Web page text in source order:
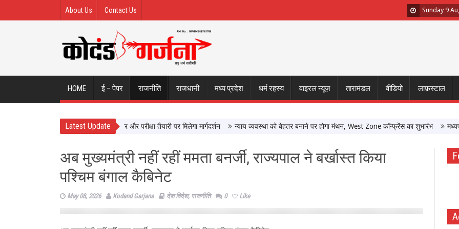
About Us Contact Us Sunday 9
HOME ई – पेपर राजनीति राजधानी मध्य प्रदेश धर्म रहस्य वाइरल न्यूज़ तारामंडल वीडियो लाफ़स्टाल
Latest Update
से सीधे सीखेंगे यूपी के छात्र, करियर और परीक्षा तैयारी पर मिलेगा मार्गदर्शन न्याय व्यवस्था को बेहतर बनाने पर होगा मंथन, West Zone कॉन्फ्रेंस का शुभारंभ मध्यप्रदेश
अब मुख्यमंत्री नहीं रहीं ममता बनर्जी, राज्यपाल ने बर्खास्त किया
पश्चिम बंगाल कैबिनेट
May 08, 2026 Kodand Garjana देश विदेश, राजनीति 0 Like